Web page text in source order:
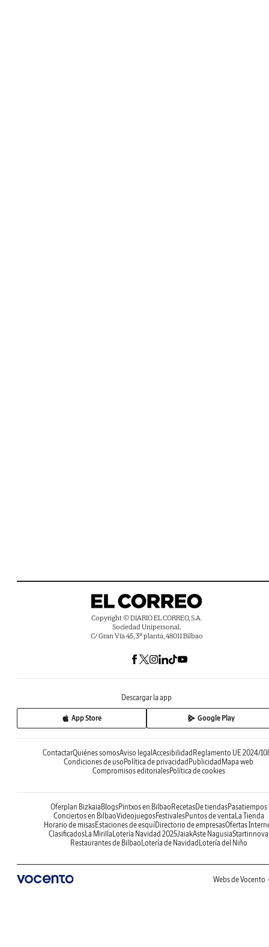
Copyright © DIARIO EL CORREO, S.A.
Sociedad Unipersonal.
C/ Gran Vía 45, 3ª planta, 48011 Bilbao
Descargar la app
App Store Google Play
ContactarQuiénes somosAviso legal Accesibilidad Reglamento UE 2024/
Condiciones de uso Política de privacidad Publicidad Mapa web
Compromisos editorialesPolítica de cookies
Oferplan Bizkaia BlogsPintxos en Bilbao RecetasDe tiendasPasatiempos
Conciertos en BilbaoVideojuegosFestivalesPuntos de venta La Tienda
Horario de misasEstaciones de esquíDirectorio de empresasOfertas
Clasificados La Mirilla Lotería Navidad 2025JaiakAste NagusiaStartinnova
Restaurantes de Bilbao Lotería de Navidad Lotería del Niño
Webs de Vocento